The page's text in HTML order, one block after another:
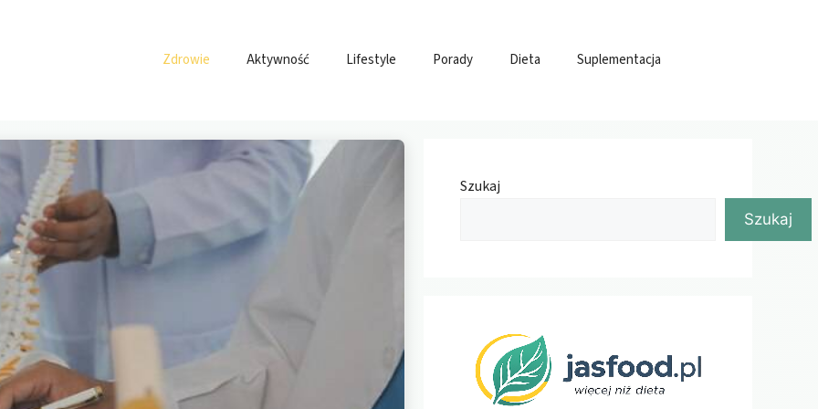
Zdrowie Aktywność Lifestyle Porady Dieta Suplementacja
Szukaj
Szukaj